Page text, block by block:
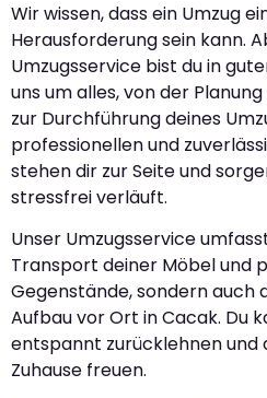
Wir wissen, dass ein Umzug
Herausforderung sein kann.
Umzugsservice bist du in
uns um alles, von der
zur Durchführung deines
professionellen und
stehen dir zur Seite und
stressfrei verläuft.
Unser Umzugsservice
Transport deiner Möbel und
Gegenstände, sondern auch
Aufbau vor Ort in Cacak. Du
entspannt zurücklehnen und
Zuhause freuen.